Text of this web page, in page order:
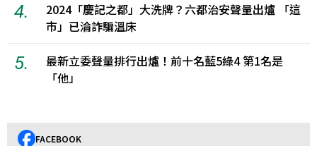
4.
2024「慶記之都」大洗牌？六都治安聲量出爐 「這
市」已淪詐騙溫床
5.
最新立委聲量排行出爐！前十名藍5綠4 第1名是
「他」
FACEBOOK